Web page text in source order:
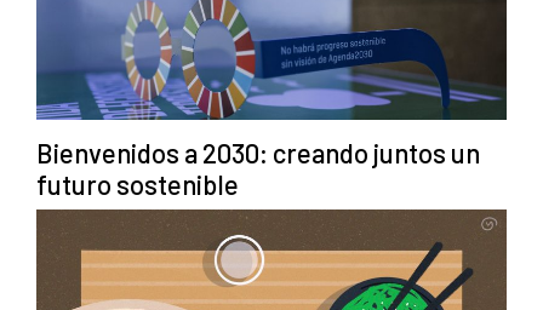
Bienvenidos a 2030: creando juntos un
futuro sostenible